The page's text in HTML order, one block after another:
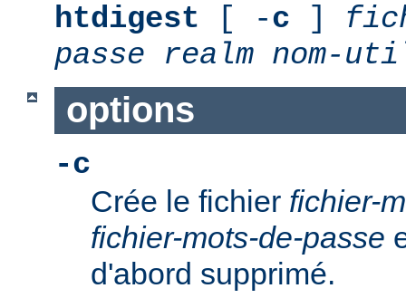
htdigest [ -c ]
passe
realm nom-
options
-c
Crée le fichier fichier-
fichier-mots-de-passe
d'abord supprimé.